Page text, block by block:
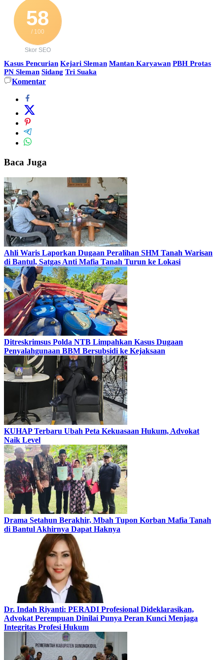
58
/ 100
Skor SEO
Kasus Pencurian Kejari Sleman Mantan Karyawan PBH Protas
PN Sleman Sidang Tri Suaka
Komentar
Baca Juga
Ahli Waris Laporkan Dugaan Peralihan SHM Tanah Warisan
di Bantul, Satgas Anti Mafia Tanah Turun ke Lokasi
Ditreskrimsus Polda NTB Limpahkan Kasus Dugaan
Penyalahgunaan BBM Bersubsidi ke Kejaksaan
KUHAP Terbaru Ubah Peta Kekuasaan Hukum, Advokat
Naik Level
Drama Setahun Berakhir, Mbah Tupon Korban Mafia Tanah
di Bantul Akhirnya Dapat Haknya
Dr. Indah Riyanti: PERADI Profesional Dideklarasikan,
Advokat Perempuan Dinilai Punya Peran Kunci Menjaga
Integritas Profesi Hukum